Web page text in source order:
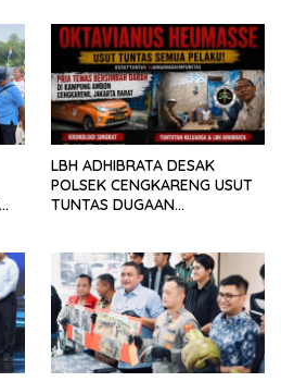
LBH ADHIBRATA DESAK
POLSEK CENGKARENG USUT
TUNTAS DUGAAN